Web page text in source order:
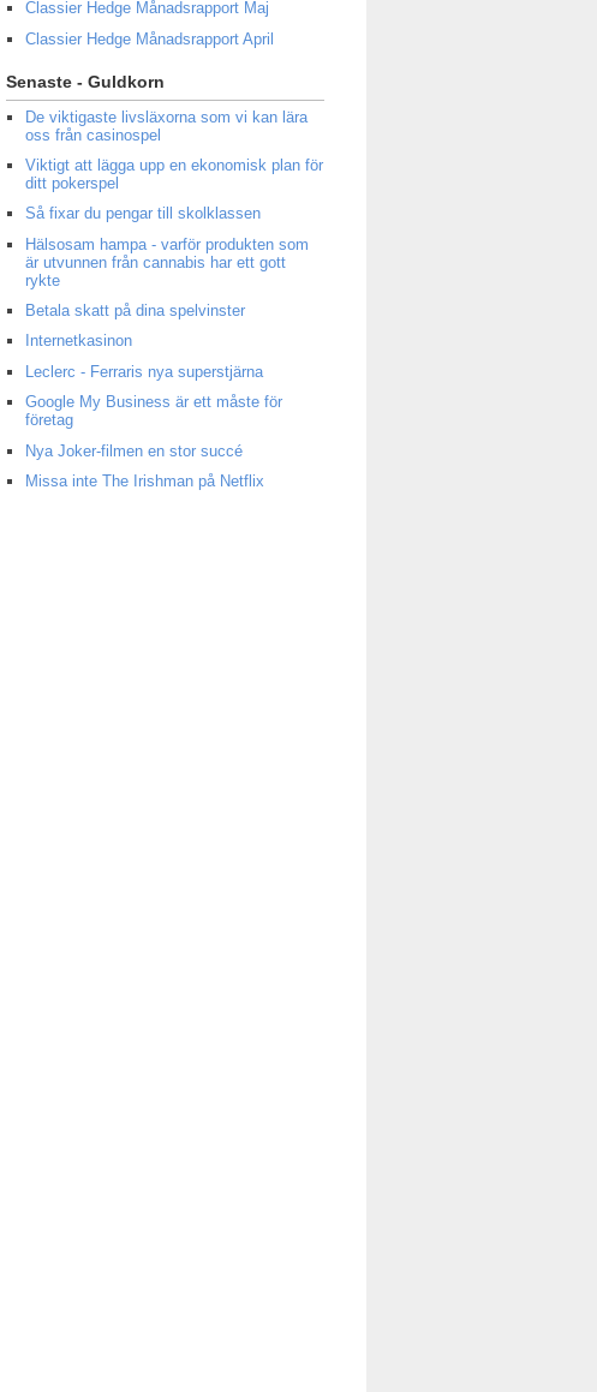
Classier Hedge Månadsrapport Maj
Classier Hedge Månadsrapport April
Senaste - Guldkorn
De viktigaste livsläxorna som vi kan lära
oss från casinospel
Viktigt att lägga upp en ekonomisk plan för
ditt pokerspel
Så fixar du pengar till skolklassen
Hälsosam hampa - varför produkten som
är utvunnen från cannabis har ett gott
rykte
Betala skatt på dina spelvinster
Internetkasinon
Leclerc - Ferraris nya superstjärna
Google My Business är ett måste för
företag
Nya Joker-filmen en stor succé
Missa inte The Irishman på Netflix